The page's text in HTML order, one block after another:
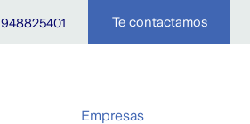
948825401 Te contactamos
Empresas